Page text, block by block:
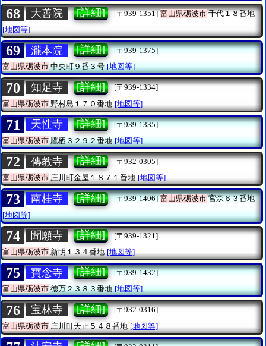
68 大善院 [詳細] [〒939-1351] 富山県砺波市千代１８番地
[地図等]
69 瀧本院 [詳細]
[〒939-1375]
富山県砺波市中央町９番３号 [地図等]
70 知足寺 [詳細]
[〒939-1334]
富山県砺波市 野村島１７０番地 [地図等]
71 天性寺 [詳細]
[〒939-1335]
富山県砺波市鷹栖３２９２番地 [地図等]
72 傳教寺 [詳細]
[〒932-0305]
富山県砺波市庄川町金屋１８７１番地 [地図等]
73 南桂寺 [詳細] [〒939-1406] 富山県砺波市宮森６３番地
[地図等]
74 聞願寺 [詳細]
[〒939-1321]
富山県砺波市 新明１３４番地 [地図等]
75 寶念寺 [詳細]
[〒939-1432]
富山県砺波市徳万２３８３番地 [地図等]
76 宝林寺 [詳細]
[〒932-0316]
富山県砺波市 庄川町天正５４８番地 [地図等]